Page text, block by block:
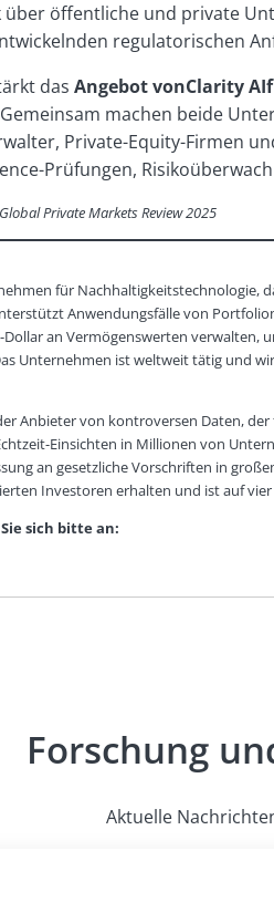
öffentliche und private
regulatorischen
das Angebot vonClarity
Gemeinsam machen beide
Private-Equity-Firmen
Prüfungen,
Global Private Markets Review 2025
für Nachhaltigkeitstechnologie,
Anwendungsfälle von
Dollar an Vermögenswerten
Unternehmen ist weltweit tätig und
Anbieter von kontroversen Daten,
Einsichten in Millionen von
an gesetzliche Vorschriften in
Investoren erhalten und ist auf
sich bitte an:
Forschung
Aktuelle